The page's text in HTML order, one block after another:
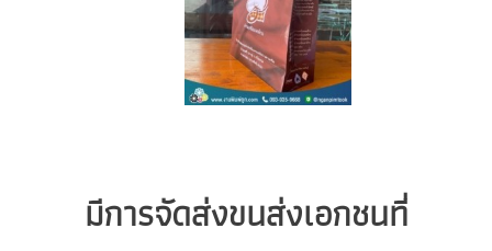
มีการจัดส่งขนส่งเอกชนที่